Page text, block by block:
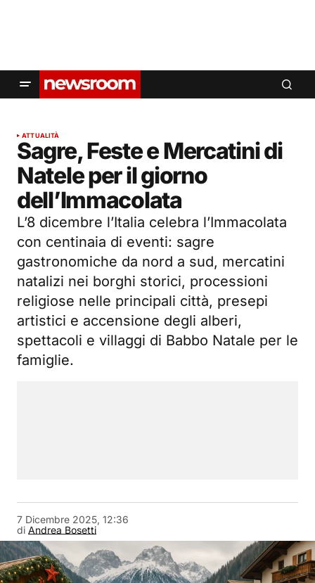
ATTUALITÀ
Sagre, Feste e Mercatini di
Natele per il giorno
dell’Immacolata
L’8 dicembre l’Italia celebra l’Immacolata
con centinaia di eventi: sagre
gastronomiche da nord a sud, mercatini
natalizi nei borghi storici, processioni
religiose nelle principali città, presepi
artistici e accensione degli alberi,
spettacoli e villaggi di Babbo Natale per le
famiglie.
di Andrea Bosetti
7 Dicembre 2025, 12:36